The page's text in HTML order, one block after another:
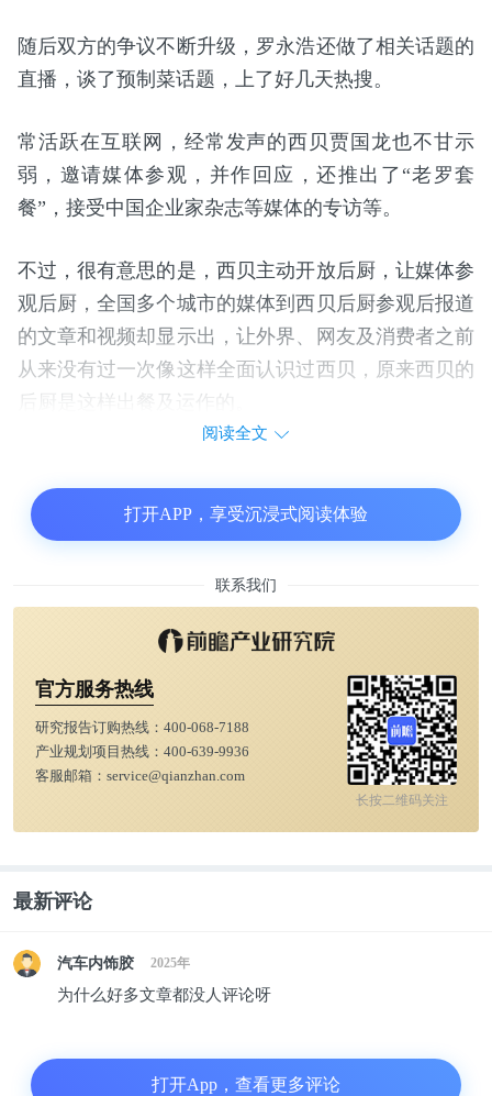
随后双方的争议不断升级，罗永浩还做了相关话题的
直播，谈了预制菜话题，上了好几天热搜。
常活跃在互联网，经常发声的西贝贾国龙也不甘示
弱，邀请媒体参观，并作回应，还推出了“老罗套
餐”，接受中国企业家杂志等媒体的专访等。
不过，很有意思的是，西贝主动开放后厨，让媒体参
观后厨，全国多个城市的媒体到西贝后厨参观后报道
的文章和视频却显示出，让外界、网友及消费者之前
从来没有过一次像这样全面认识过西贝，原来西贝的
后厨是这样出餐及运作的。
少有些惊讶，比如保质期18个月的腌制海鲈鱼，没有
鸡肉的鸡汤，存在隔夜菜的情况等。
本质上，双方围绕的争议点不同，罗永浩是站在消费
者角度看预制菜问题，更希望餐饮店透明化，大胆告
知消费者是预制菜。而西贝及贾国龙的争议点是按照
相关标准或定义方面，西贝不是预制菜，但尴尬的是
西贝自己却陷入了自证循环的怪圈。
这场预制菜争议事件直接打疼了西贝。据媒体报道，
贾国龙在接受中国企业家专访时表示，9月10日、11
日分别减少100万元，9月12日预计损失200万至300万
元。
阅读全文
打开APP，享受沉浸式阅读体验
联系我们
官方服务热线
研究报告订购热线： 400-068-7188
产业规划项目热线： 400-639-9936
客服邮箱： service@qianzhan.com
长按二维码关注
最新评论
汽车内饰胶 2025年
为什么好多文章都没人评论呀
打开App，查看更多评论